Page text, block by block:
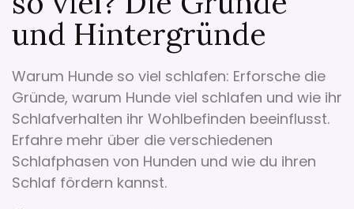
und Hintergründe
Warum Hunde so viel schlafen: Erforsche die
Gründe, warum Hunde viel schlafen und wie ihr
Schlafverhalten ihr Wohlbefinden beeinflusst.
Erfahre mehr über die verschiedenen
Schlafphasen von Hunden und wie du ihren
Schlaf fördern kannst.